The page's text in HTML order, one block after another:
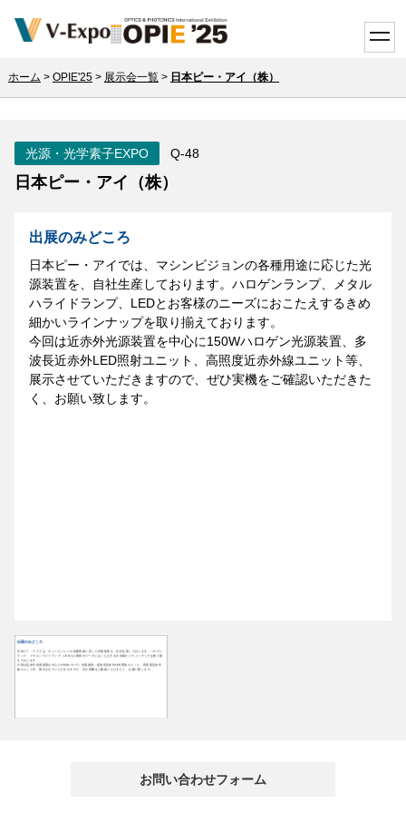
ホーム > OPIE'25> 展示会一覧> 日本ピー・アイ（株）
光源・光学素子EXPO Q-48
日本ピー・アイ（株）
出展のみどころ
日本ピー・アイでは、マシンビジョンの各種用途に応じた光
源装置を、自社生産しております。ハロゲンランプ、メタル
ハライドランプ、LEDとお客様のニーズにおこたえするきめ
細かいラインナップを取り揃えております。
今回は近赤外光源装置を中心に150Wハロゲン光源装置、多
波長近赤外LED照射ユニット、高照度近赤外線ユニット等、
展示させていただきますので、ぜひ実機をご確認いただきた
く、お願い致します。
出展のみどころ
日本ピー・アイでは、マシンビジョンの各種用途に応じた光源装置を、自社生産しております。ハロゲン
ランプ、メタルハライドランプ、LEDとお客様のニーズにおこたえするきめ細かいラインナップを取り揃
えております。
今回は近赤外光源装置を中心に150Wハロゲン光源装置、多波長近赤外LED照射ユニット、高照度近赤外
線ユニット等、展示させていただきますので、ぜひ実機をご確認いただきたく、お願い致します。
お問い合わせフォーム